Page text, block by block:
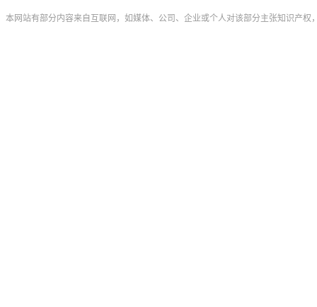
本网站有部分内容来自互联网，如媒体、公司、企业或个人对该部分主张知识产